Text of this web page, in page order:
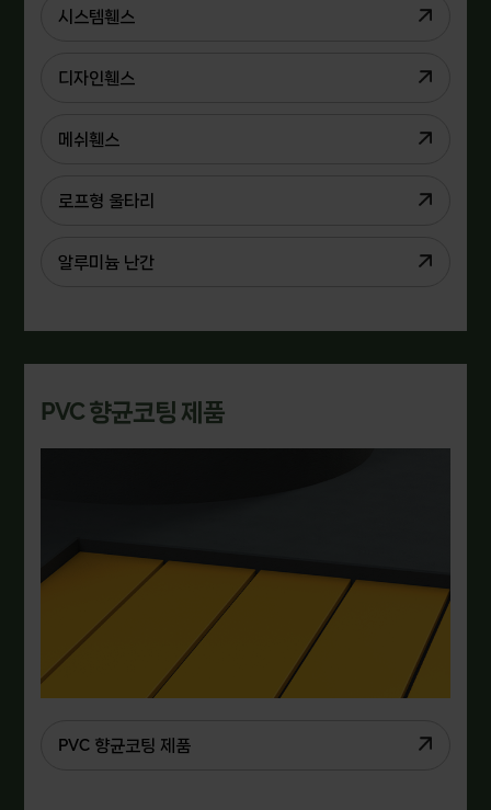
시스템휀스
디자인휀스
메쉬휀스
로프형 울타리
알루미늄 난간
PVC 향균코팅 제품
PVC 향균코팅 제품